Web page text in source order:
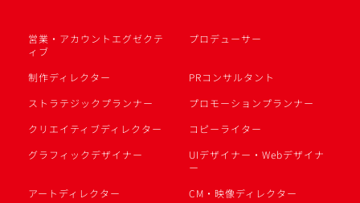
営業・アカウントエグゼクテ
ィブ
プロデューサー
制作ディレクター
PRコンサルタント
ストラテジックプランナー
プロモーションプランナー
クリエイティブディレクター
コピーライター
グラフィックデザイナー
UIデザイナー・Webデザイナ
ー
アートディレクター
CM・映像ディレクター